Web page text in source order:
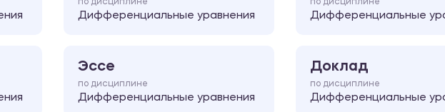
по дисциплине
Дифференциальные уравнения
по дисциплине
Дифференциальные
Эссе
по дисциплине
Дифференциальные уравнения
Доклад
по дисциплине
Дифференциальные